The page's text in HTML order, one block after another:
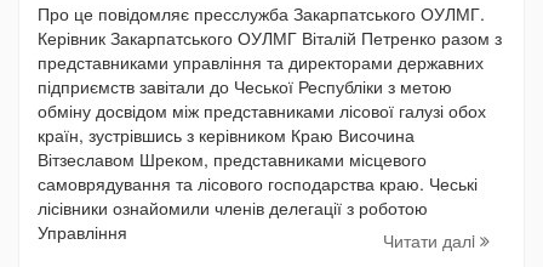
Про це повідомляє пресслужба Закарпатського ОУЛМГ.
Керівник Закарпатського ОУЛМГ Віталій Петренко разом з
представниками управління та директорами державних
підприємств завітали до Чеської Республіки з метою
обміну досвідом між представниками лісової галузі обох
країн, зустрівшись з керівником Краю Височина
Вітзеславом Шреком, представниками місцевого
самоврядування та лісового господарства краю. Чеські
лісівники ознайомили членів делегації з роботою
Управління
Читати далi